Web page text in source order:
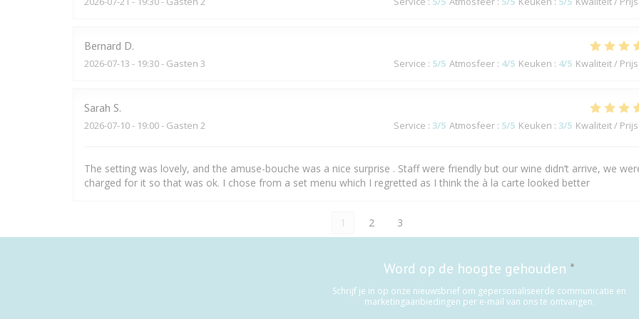
Bernard D
2026-07-13 - 19:30 - Gasten 3 Service : 5/5 Atmosfeer : 4/5 Keuken : 4/5 Kwaliteit / Prijs
Sarah S
2026-07-10- 19:00 - Gasten 2 Service : 3/5 Atmosfeer : 5/5 Keuken : 3/5 Kwaliteit / Prijs
The setting was lovely, and the amuse-bouche was a nice surprise . Staff were friendly but our wine didn’t arrive, we
charged for it so that was ok. I chose from a set menu which I regretted as I think the à la carte looked better
1 2 3
Word op de hoogte gehouden *
Schrijf je in op onze nieuwsbrief om gepersonaliseerde communicatie en
marketingaanbiedingen per e-mail van ons te ontvangen.